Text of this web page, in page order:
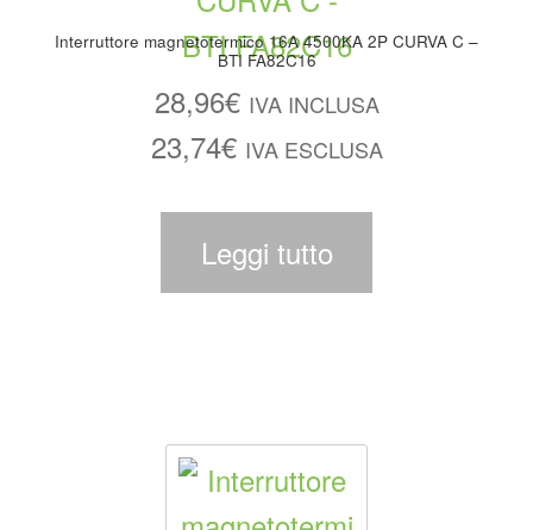
Interruttore magnetotermico 16A 4500KA 2P CURVA C –
BTI FA82C16
28,96€ IVA INCLUSA
23,74€ IVA ESCLUSA
Leggi tutto